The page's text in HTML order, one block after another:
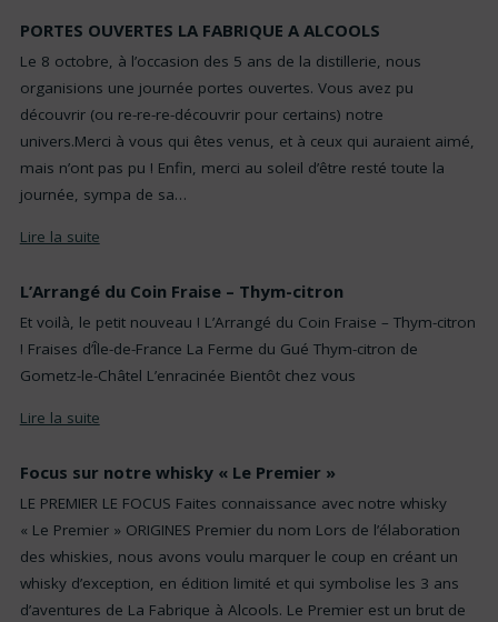
PORTES OUVERTES LA FABRIQUE A ALCOOLS
Le 8 octobre, à l’occasion des 5 ans de la distillerie, nous
organisions une journée portes ouvertes. Vous avez pu
découvrir (ou re-re-re-découvrir pour certains) notre
univers.Merci à vous qui êtes venus, et à ceux qui auraient aimé,
mais n’ont pas pu ! Enfin, merci au soleil d’être resté toute la
journée, sympa de sa…
Lire la suite
L’Arrangé du Coin Fraise – Thym-citron
Et voilà, le petit nouveau ! L’Arrangé du Coin Fraise – Thym-citron
! Fraises d’Île-de-France La Ferme du Gué Thym-citron de
Gometz-le-Châtel L’enracinée Bientôt chez vous
Lire la suite
Focus sur notre whisky « Le Premier »
LE PREMIER LE FOCUS Faites connaissance avec notre whisky
« Le Premier » ORIGINES Premier du nom Lors de l’élaboration
des whiskies, nous avons voulu marquer le coup en créant un
whisky d’exception, en édition limité et qui symbolise les 3 ans
d’aventures de La Fabrique à Alcools. Le Premier est un brut de